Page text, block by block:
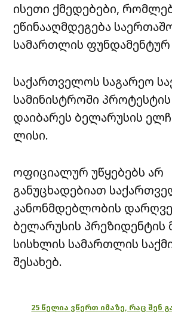
ისეთი ქმედებები,
ეწინააღმდეგება
სამართლის ფუნდამენტურ
საქართველოს საგარეო
სამინისტროში
დაიბარეს ბელარუსის
ლისი.
ოფიციალურ უწყებებს არ
განუცხადებიათ
კანონმდებლობის
ბელარუსის პრეზიდენტის
სისხლის სამართლის
შესახებ.
25 წელია ვწერთ იმაზე, რაც შენ